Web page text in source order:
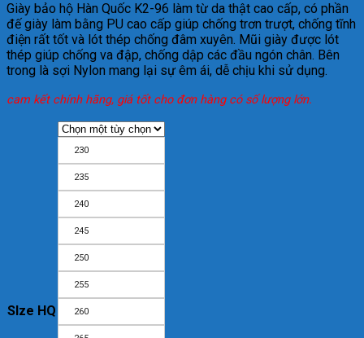
Giày bảo hộ Hàn Quốc K2-96 làm từ da thật cao cấp, có phần
đế giày làm bằng PU cao cấp giúp chống trơn trượt, chống tĩnh
điện rất tốt và lót thép chống đâm xuyên. Mũi giày được lót
thép giúp chống va đập, chống dập các đầu ngón chân. Bên
trong là sợi Nylon mang lại sự êm ái, dễ chịu khi sử dụng.
cam kết chính hãng, giá tốt cho đơn hàng có số lượng lớn.
SIze HQ
230
235
240
245
250
255
260